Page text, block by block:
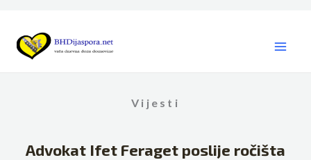
content
Vijesti
Advokat Ifet Feraget poslije ročišta